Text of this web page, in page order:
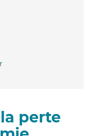
perte